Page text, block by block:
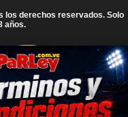
los derechos reservados. Solo
años.